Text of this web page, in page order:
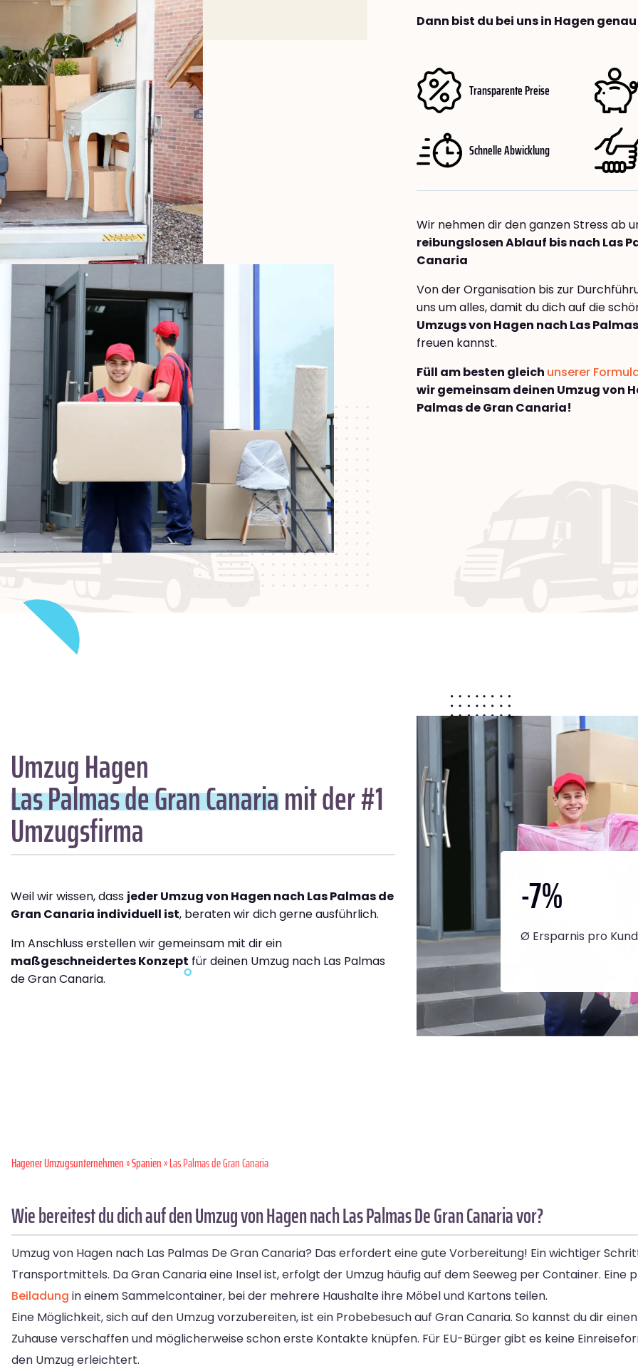
Dann bist du bei uns in Hagen
Transparente Preise
Schnelle Abwicklung
Wir nehmen dir den ganzen Stress ab
reibungslosen Ablauf bis nach Las
Canaria
Von der Organisation bis zur
uns um alles, damit du dich auf die
Umzugs von Hagen nach Las
freuen kannst.
Füll am besten gleich unserer
wir gemeinsam deinen Umzug von
Palmas de Gran Canaria!
Umzug Hagen
Las Palmas de Gran Canariamit der #1
Umzugsfirma
Weil wir wissen, dass jeder Umzug von Hagen nach Las Palmas de
Gran Canaria individuell ist, beraten wir dich gerne ausführlich.
Im Anschluss erstellen wir gemeinsam mit dir ein
maßgeschneidertes Konzept für deinen Umzug nach Las Palmas
de Gran Canaria.
-7%
Ø Ersparnis pro
Hagener Umzugsunternehmen»Spanien» Las Palmas de Gran Canaria
Wie bereitest du dich auf den Umzug von Hagen nach Las Palmas De Gran Canaria vor?
Umzug von Hagen nach Las Palmas De Gran Canaria? Das erfordert eine gute Vorbereitung! Ein wichtiger
Transportmittels. Da Gran Canaria eine Insel ist, erfolgt der Umzug häufig auf dem Seeweg per Container. Eine
Beiladung in einem Sammelcontainer, bei der mehrere Haushalte ihre Möbel und Kartons teilen.
Eine Möglichkeit, sich auf den Umzug vorzubereiten, ist ein Probebesuch auf Gran Canaria. So kannst du dir
Zuhause verschaffen und möglicherweise schon erste Kontakte knüpfen. Für EU-Bürger gibt es keine
den Umzug erleichtert.